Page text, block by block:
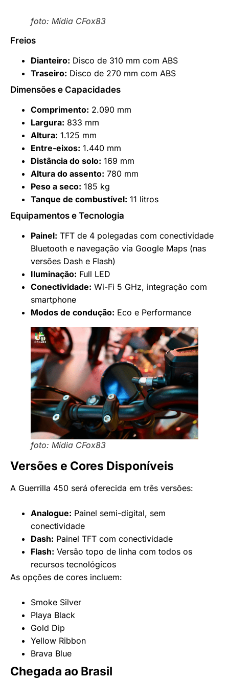
foto: Mídia CFox83
Freios
Dianteiro: Disco de 310 mm com ABS
Traseiro: Disco de 270 mm com ABS
Dimensões e Capacidades
Comprimento: 2.090 mm
Largura: 833 mm
Altura: 1.125 mm
Entre-eixos: 1.440 mm
Distância do solo: 169 mm
Altura do assento: 780 mm
Peso a seco: 185 kg
Tanque de combustível: 11 litros
Equipamentos e Tecnologia
Painel: TFT de 4 polegadas com conectividade
Bluetooth e navegação via Google Maps (nas
versões Dash e Flash)
Iluminação: Full LED
Conectividade: Wi-Fi 5 GHz, integração com
smartphone
Modos de condução: Eco e Performance
foto: Mídia CFox83
Versões e Cores Disponíveis
A Guerrilla 450 será oferecida em três versões:
Analogue: Painel semi-digital, sem
conectividade
Dash: Painel TFT com conectividade
Flash: Versão topo de linha com todos os
recursos tecnológicos
As opções de cores incluem:
Smoke Silver
Playa Black
Gold Dip
Yellow Ribbon
Brava Blue
Chegada ao Brasil